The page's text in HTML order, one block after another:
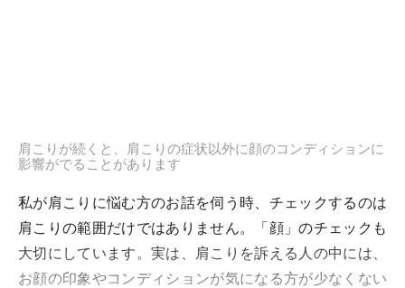
肩こりが続くと、肩こりの症状以外に顔のコンディションに
影響がでることがあります
私が肩こりに悩む方のお話を伺う時、チェックするのは
肩こりの範囲だけではありません。「顔」のチェックも
大切にしています。実は、肩こりを訴える人の中には、
お顔の印象やコンディションが気になる方が少なくない